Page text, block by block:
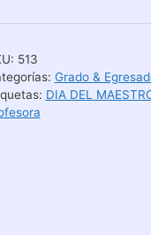
513
Grado &
DIA DEL